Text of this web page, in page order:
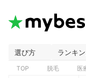
選び方 ランキ
TOP 脱毛 医